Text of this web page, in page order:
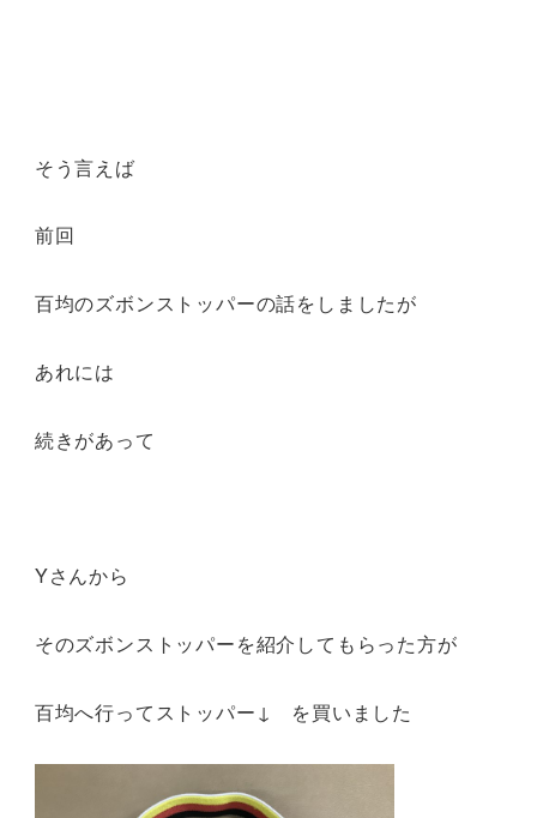
そう言えば
前回
百均のズボンストッパーの話をしましたが
あれには
続きがあって
Yさんから
そのズボンストッパーを紹介してもらった方が
百均へ行ってストッパー↓ を買いました